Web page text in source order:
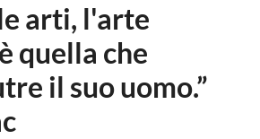
arti, l'arte
quella che
il suo uomo.”